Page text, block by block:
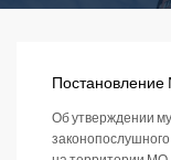
Постановление
Об утверждении